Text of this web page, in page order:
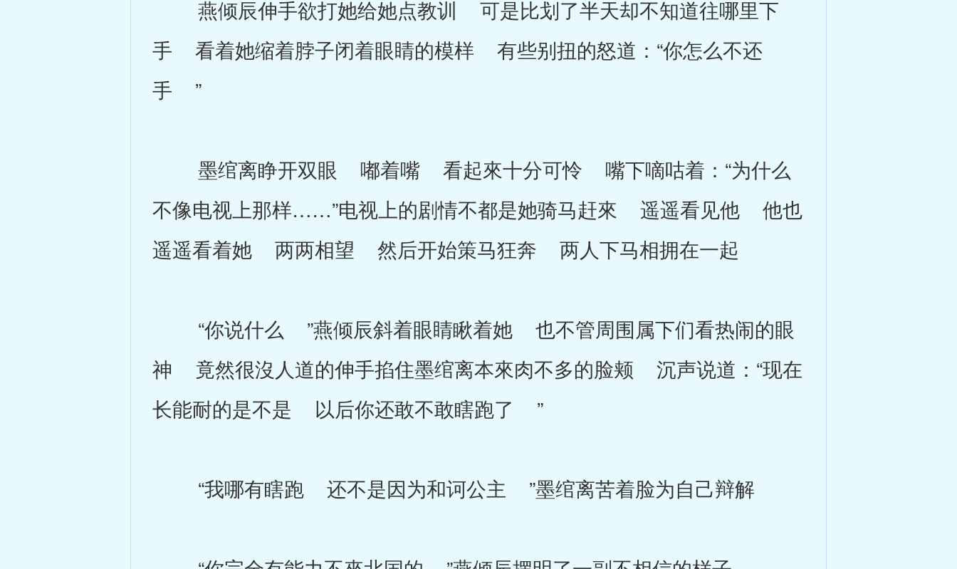
燕倾辰伸手欲打她给她点教训 可是比划了半天却不知道往哪里下
手 看着她缩着脖子闭着眼睛的模样 有些别扭的怒道：“你怎么不还
手 ”
墨绾离睁开双眼 嘟着嘴 看起來十分可怜 嘴下嘀咕着：“为什么
不像电视上那样……”电视上的剧情不都是她骑马赶來 遥遥看见他 他也
遥遥看着她 两两相望 然后开始策马狂奔 两人下马相拥在一起
“你说什么 ”燕倾辰斜着眼睛瞅着她 也不管周围属下们看热闹的眼
神 竟然很沒人道的伸手掐住墨绾离本來肉不多的脸颊 沉声说道：“现在
长能耐的是不是 以后你还敢不敢瞎跑了 ”
“我哪有瞎跑 还不是因为和诃公主 ”墨绾离苦着脸为自己辩解